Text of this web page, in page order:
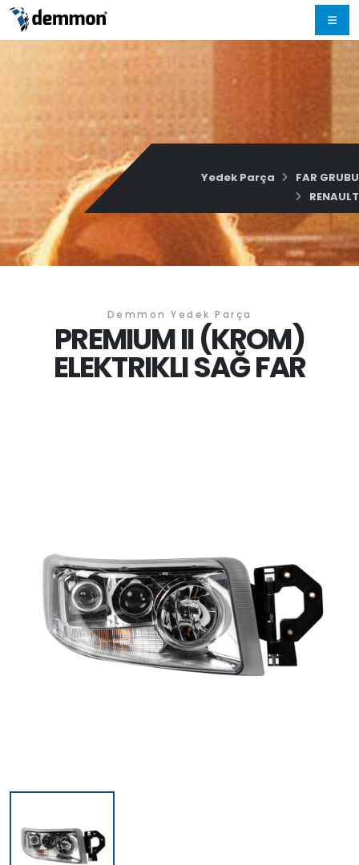
Yedek Parça
FAR GRUBU
RENAULT
Demmon Yedek Parça
PREMIUM II (KROM)
ELEKTRIKLI SAĞ FAR